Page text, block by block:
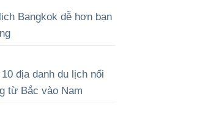
Bangkok dễ hơn bạn
10 địa danh du lịch nổi
từ Bắc vào Nam